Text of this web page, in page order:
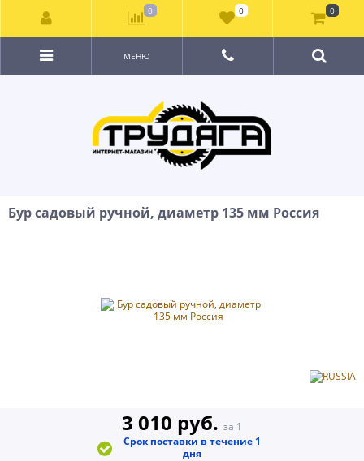
МЕНЮ
Бур садовый ручной, диаметр 135 мм Россия
3 010 руб. за 1
Срок поставки в течение 1
дня
0 0 0